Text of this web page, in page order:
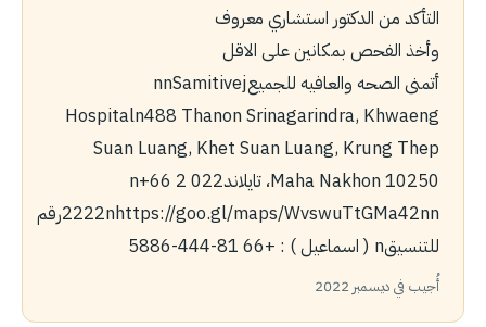
التأكد من الدكتور استشاري معروف
وأخذ الفحص بمكانين على الاقل
أتمنى الصحه والعافيه للجميعnnSamitivej
Hospitaln488 Thanon Srinagarindra, Khwaeng
Suan Luang, Khet Suan Luang, Krung Thep
Maha Nakhon 10250، تايلاندn+66 2 022
2222nhttps://goo.gl/maps/WvswuTtGMa42nnرقم
للتنسيقn ( اسماعيل ) : +66 81-444-5886
أُجيب في ديسمبر 2022